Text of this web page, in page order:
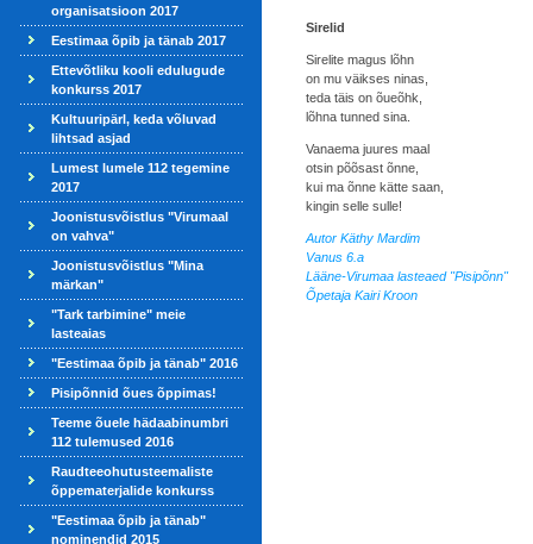
organisatsioon 2017
Eestimaa õpib ja tänab 2017
Ettevõtliku kooli edulugude
konkurss 2017
Kultuuripärl, keda võluvad
lihtsad asjad
Lumest lumele 112 tegemine
2017
Joonistusvõistlus "Virumaal
on vahva"
Joonistusvõistlus "Mina
märkan"
"Tark tarbimine" meie
lasteaias
"Eestimaa õpib ja tänab" 2016
Pisipõnnid õues õppimas!
Teeme õuele hädaabinumbri
112 tulemused 2016
Raudteeohutusteemaliste
õppematerjalide konkurss
"Eestimaa õpib ja tänab"
nominendid 2015
Sirelid
Sirelite magus lõhn
on mu väikses ninas,
teda täis on õueõhk,
lõhna tunned sina.
Vanaema juures maal
otsin põõsast õnne,
kui ma õnne kätte saan,
kingin selle sulle!
Autor Käthy Mardim
Vanus 6.a
Lääne-Virumaa lasteaed "Pisipõnn"
Õpetaja Kairi Kroon